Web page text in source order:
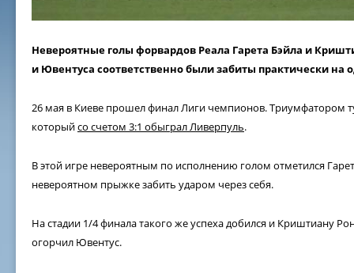
Невероятные голы форвардов Реала Гарета Бэйла и
и Ювентуса соответственно были забиты практически на
26 мая в Киеве прошел финал Лиги чемпионов. Триумфатором
которыйсо счетом 3:1 обыграл Ливерпуль.
В этой игре невероятным по исполнению голом отметился
невероятном прыжке забить ударом через себя.
На стадии 1/4 финала такого же успеха добился и Криштиану
огорчил Ювентус.